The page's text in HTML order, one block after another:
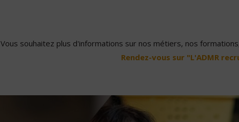
Vous souhaitez plus d'informations sur nos métiers, nos
Rendez-vous sur "L'ADMR